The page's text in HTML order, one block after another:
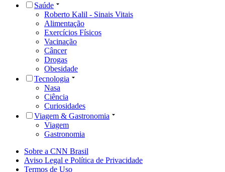
Saúde
Roberto Kalil - Sinais Vitais
Alimentação
Exercícios Físicos
Vacinação
Câncer
Drogas
Obesidade
Tecnologia
Nasa
Ciência
Curiosidades
Viagem & Gastronomia
Viagem
Gastronomia
Sobre a CNN Brasil
Aviso Legal e Política de Privacidade
Termos de Uso